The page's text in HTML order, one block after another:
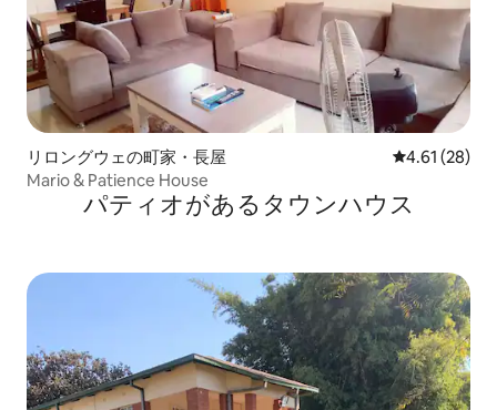
リロングウェの町家・長屋 レビュー28
4.61 (28)
Mario & Patience House
パティオがあるタウンハウス